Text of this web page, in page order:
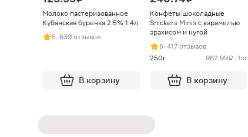
Молоко пастеризованное
Кубанская буренка 2.5% 1.4л
5· 639 отзывов
В корзину
Конфеты шоколадные
Snickers Minis с карамелью
арахисом и нугой
5· 417 отзывов
250г
962.99 ₽ · 1кг
В корзину